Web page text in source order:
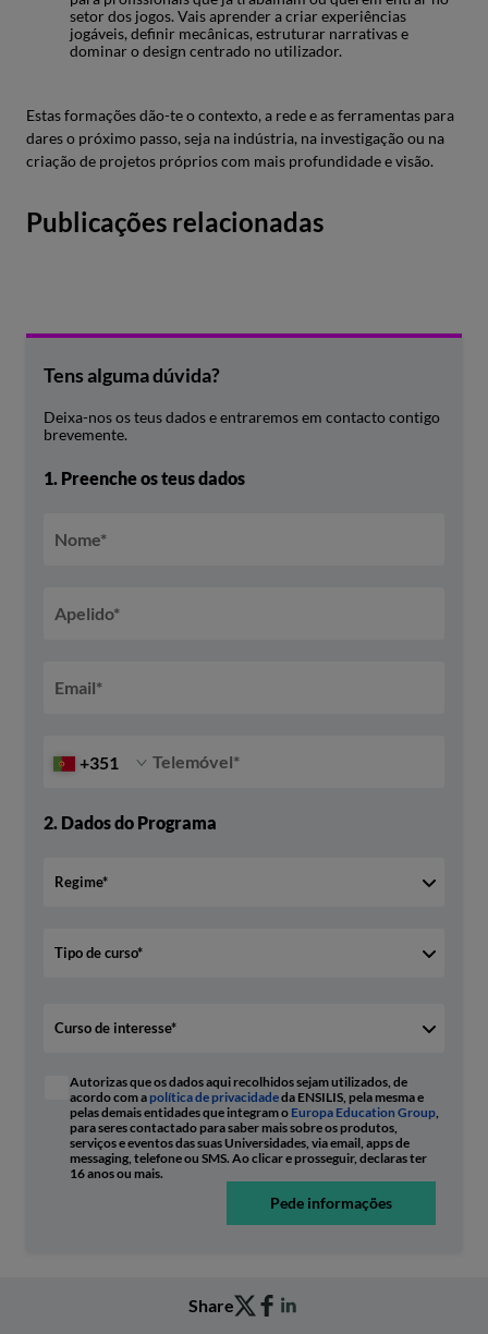
setor dos jogos. Vais aprender a criar experiências
jogáveis, definir mecânicas, estruturar narrativas e
dominar o design centrado no utilizador.
Estas formações dão-te o contexto, a rede e as ferramentas para
dares o próximo passo, seja na indústria, na investigação ou na
criação de projetos próprios com mais profundidade e visão.
Publicações relacionadas
Tens alguma dúvida?
Deixa-nos os teus dados e entraremos em contacto contigo
brevemente.
1. Preenche os teus dados
Nome*
Apelido*
Email*
+351 Telemóvel*
2. Dados do Programa
Autorizas que os dados aqui recolhidos sejam utilizados, de
acordo com apolítica de privacidadeda ENSILIS, pela mesma e
pelas demais entidades que integram o Europa Education Group,
para seres contactado para saber mais sobre os produtos,
serviços e eventos das suas Universidades, via email, apps de
messaging, telefone ou SMS. Ao clicar e prosseguir, declaras ter
16 anos ou mais.
Pede informações
Share